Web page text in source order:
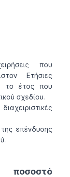
που
Ετήσιες
το έτος που
σχεδίου.
επένδυσης